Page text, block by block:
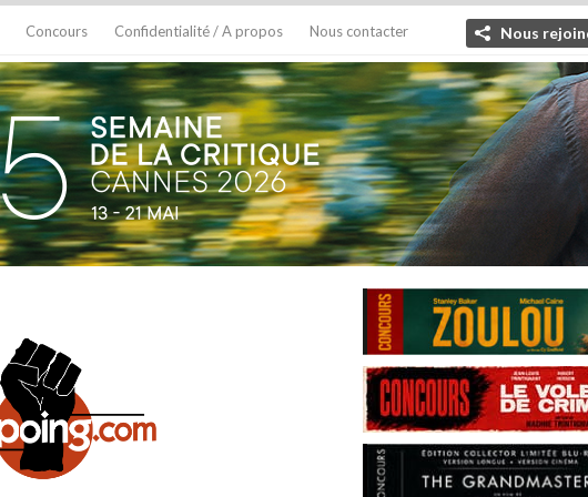
Concours Confidentialité / A propos Nous contacter Nous